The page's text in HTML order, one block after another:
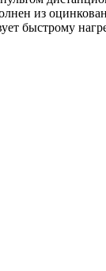
из
быстрому